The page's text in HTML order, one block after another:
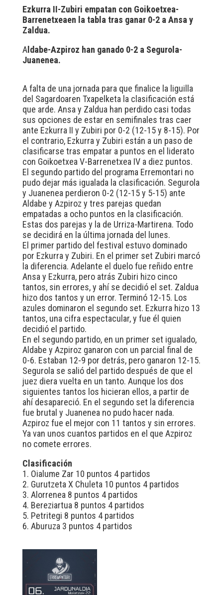
Ezkurra II-Zubiri empatan con Goikoetxea-
Barrenetxeaen la tabla tras ganar 0-2 a Ansa y
Zaldua.
Aldabe-Azpiroz han ganado 0-2 a Segurola-
Juanenea.
A falta de una jornada para que finalice la liguilla
del Sagardoaren Txapelketa la clasificación está
que arde. Ansa y Zaldua han perdido casi todas
sus opciones de estar en semifinales tras caer
ante Ezkurra II y Zubiri por 0-2 (12-15 y 8-15). Por
el contrario, Ezkurra y Zubiri están a un paso de
clasificarse tras empatar a puntos en el liderato
con Goikoetxea V-Barrenetxea IV a diez puntos.
El segundo partido del programa Erremontari no
pudo dejar más igualada la clasificación. Segurola
y Juanenea perdieron 0-2 (12-15 y 5-15) ante
Aldabe y Azpiroz y tres parejas quedan
empatadas a ocho puntos en la clasificación.
Estas dos parejas y la de Urriza-Martirena. Todo
se decidirá en la última jornada del lunes.
El primer partido del festival estuvo dominado
por Ezkurra y Zubiri. En el primer set Zubiri marcó
la diferencia. Adelante el duelo fue reñido entre
Ansa y Ezkurra, pero atrás Zubiri hizo cinco
tantos, sin errores, y ahí se decidió el set. Zaldua
hizo dos tantos y un error. Terminó 12-15. Los
azules dominaron el segundo set. Ezkurra hizo 13
tantos, una cifra espectacular, y fue él quien
decidió el partido.
En el segundo partido, en un primer set igualado,
Aldabe y Azpiroz ganaron con un parcial final de
0-6. Estaban 12-9 por detrás, pero ganaron 12-15.
Segurola se salió del partido después de que el
juez diera vuelta en un tanto. Aunque los dos
siguientes tantos los hicieran ellos, a partir de
ahí desapareció. En el segundo set la diferencia
fue brutal y Juanenea no pudo hacer nada.
Azpiroz fue el mejor con 11 tantos y sin errores.
Ya van unos cuantos partidos en el que Azpiroz
no comete errores.
Clasificación
1. Oialume Zar 10 puntos 4 partidos
2. Gurutzeta X Chuleta 10 puntos 4 partidos
3. Alorrenea 8 puntos 4 partidos
4. Bereziartua 8 puntos 4 partidos
5. Petritegi 8 puntos 4 partidos
6. Aburuza 3 puntos 4 partidos